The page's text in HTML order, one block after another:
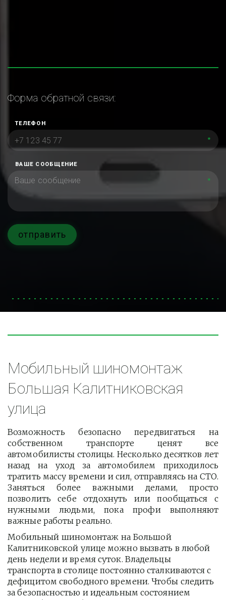
Форма обратной связи:
ТЕЛЕФОН
*
ВАШЕ СООБЩЕНИЕ
*
отправить
Мобильный шиномонтаж
Большая Калитниковская
улица
Возможность безопасно передвигаться на
собственном транспорте ценят все
автомобилисты столицы. Несколько десятков лет
назад на уход за автомобилем приходилось
тратить массу времени и сил, отправляясь на СТО.
Заняться более важными делами, просто
позволить себе отдохнуть или пообщаться с
нужными людьми, пока профи выполняют
важные работы реально.
Мобильный шиномонтаж на Большой
Калитниковской улице можно вызвать в любой
день недели и время суток. Владельцы
транспорта в столице постоянно сталкиваются с
дефицитом свободного времени. Чтобы следить
за безопасностью и идеальным состоянием